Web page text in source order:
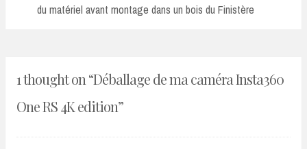
du matériel avant montage dans un bois du Finistère
1 thought on “Déballage de ma caméra Insta360
One RS 4K edition”